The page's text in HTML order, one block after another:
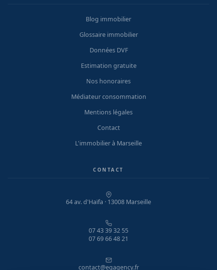
Blog immobilier
Glossaire immobilier
Données DVF
Estimation gratuite
Nos honoraires
Médiateur consommation
Mentions légales
Contact
L'immobilier à Marseille
CONTACT
64 av. d'Haïfa · 13008 Marseille
07 43 39 32 55
07 69 66 48 21
contact@egagency.fr